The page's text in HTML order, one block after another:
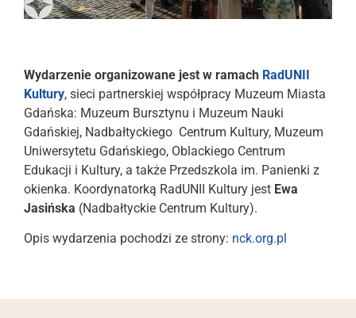
Wydarzenie organizowane jest w ramach RadUNII
Kultury, sieci partnerskiej współpracy Muzeum Miasta
Gdańska: Muzeum Bursztynu i Muzeum Nauki
Gdańskiej, Nadbałtyckiego Centrum Kultury, Muzeum
Uniwersytetu Gdańskiego, Oblackiego Centrum
Edukacji i Kultury, a także Przedszkola im. Panienki z
okienka. Koordynatorką RadUNII Kultury jest Ewa
Jasińska (Nadbałtyckie Centrum Kultury).
Opis wydarzenia pochodzi ze strony: nck.org.pl